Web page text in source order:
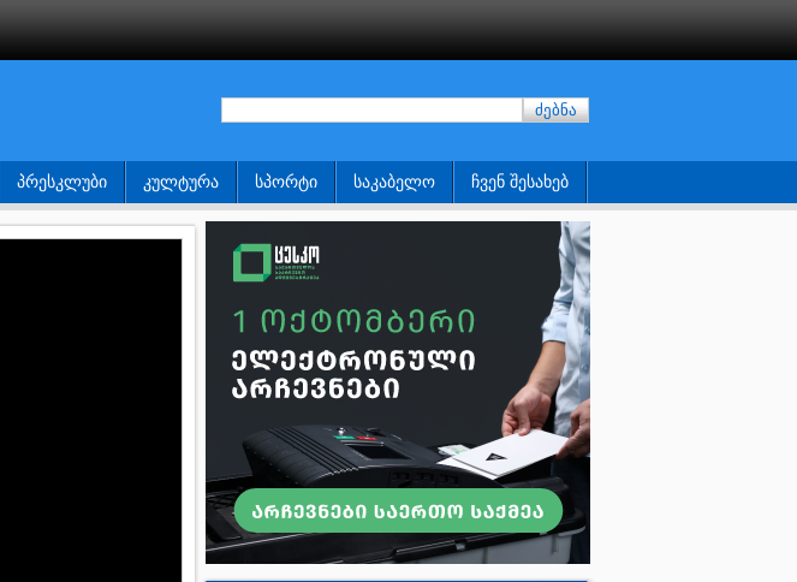
ძებნა
ᲞᲠᲔᲡᲙᲚᲣᲑᲘ ᲙᲣᲚᲢᲣᲠᲐ ᲡᲞᲝᲠᲢᲘ ᲡᲐᲙᲐᲑᲔᲚᲝ ᲩᲕᲔᲜ ᲨᲔᲡᲐᲮᲔᲑ